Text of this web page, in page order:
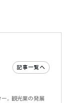
記事一覧へ
。観光業の発展